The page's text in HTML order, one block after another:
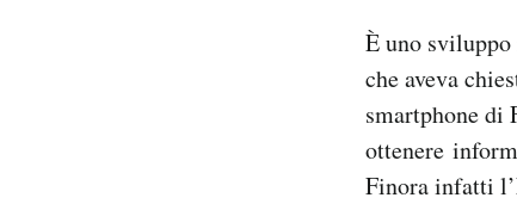
È uno
che aveva
smartphone di
ottenere
Finora infatti